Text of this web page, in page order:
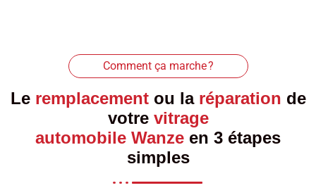
Comment ça marche ?
Le remplacementou la réparation de
votre vitrage
automobile Wanze en 3 étapes
simples